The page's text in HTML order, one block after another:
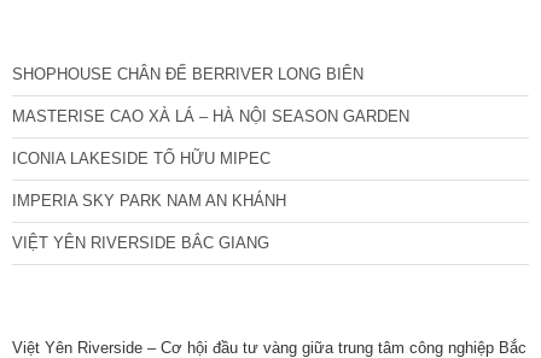
SHOPHOUSE CHÂN ĐẾ BERRIVER LONG BIÊN
MASTERISE CAO XÀ LÁ – HÀ NỘI SEASON GARDEN
ICONIA LAKESIDE TỐ HỮU MIPEC
IMPERIA SKY PARK NAM AN KHÁNH
VIỆT YÊN RIVERSIDE BẮC GIANG
Việt Yên Riverside – Cơ hội đầu tư vàng giữa trung tâm công nghiệp Bắc